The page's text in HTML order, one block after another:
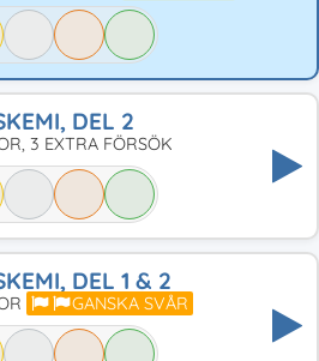
DEL 2
3 EXTRA FÖRSÖK
DEL 1 & 2
GANSKA SVÅR